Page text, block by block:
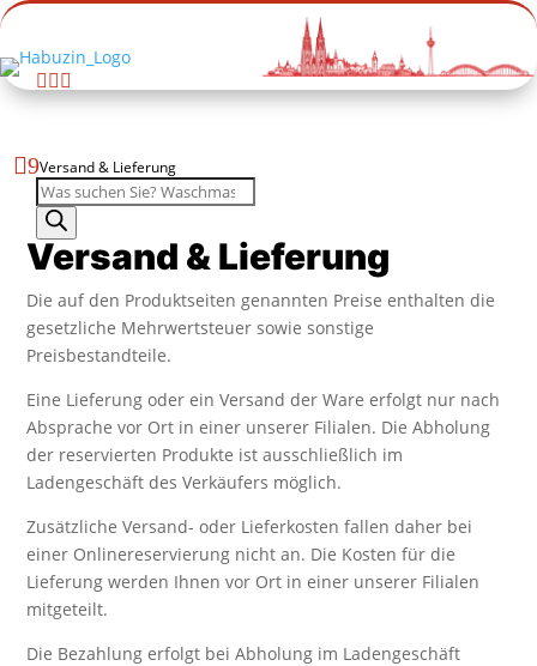

9Versand & Lieferung
Produktsuche
Versand & Lieferung
Die auf den Produktseiten genannten Preise enthalten die
gesetzliche Mehrwertsteuer sowie sonstige
Preisbestandteile.
Eine Lieferung oder ein Versand der Ware erfolgt nur nach
Absprache vor Ort in einer unserer Filialen. Die Abholung
der reservierten Produkte ist ausschließlich im
Ladengeschäft des Verkäufers möglich.
Zusätzliche Versand- oder Lieferkosten fallen daher bei
einer Onlinereservierung nicht an. Die Kosten für die
Lieferung werden Ihnen vor Ort in einer unserer Filialen
mitgeteilt.
Die Bezahlung erfolgt bei Abholung im Ladengeschäft